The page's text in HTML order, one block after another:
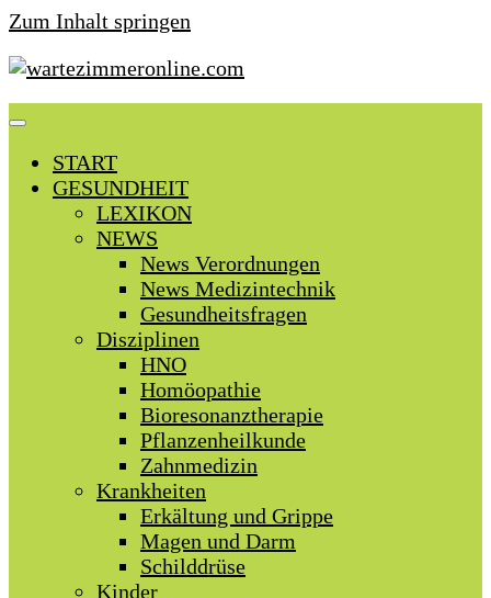
Zum Inhalt springen
START
GESUNDHEIT
LEXIKON
NEWS
News Verordnungen
News Medizintechnik
Gesundheitsfragen
Disziplinen
HNO
Homöopathie
Bioresonanztherapie
Pflanzenheilkunde
Zahnmedizin
Krankheiten
Erkältung und Grippe
Magen und Darm
Schilddrüse
Kinder